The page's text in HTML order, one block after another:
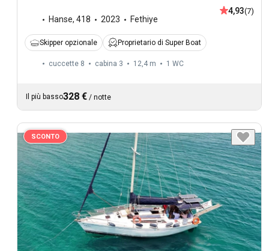
Hanse, 418 2023 Fethiye
4,93(7)
Skipper opzionale Proprietario di Super Boat
cuccette 8 cabina 3 12,4 m 1 WC
Il più basso328 € / notte
SCONTO